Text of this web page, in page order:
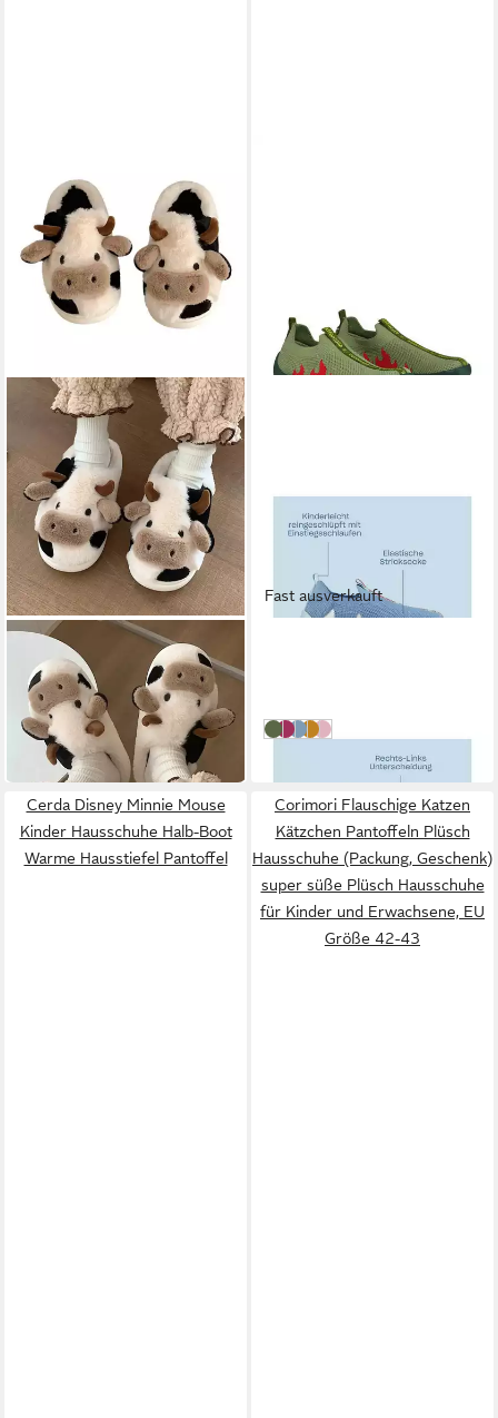
NEXORA
Damen Kuh-Hausschuhe –
Flauschige Winter
Hausschuhe Plüsch
Hausschuhe weiches und
gemütliches Gefühl
27,49 € 49,99 €
(27,49 €/ 1 Paar)
-45%
Fast ausverkauft
Drache - Grün
Vogel - Lila
Hai - Blau
Tiger - Gelb
Einhorn - Rosa
Cerda Disney Minnie Mouse
Kinder Hausschuhe Halb-Boot
Warme Hausstiefel Pantoffel
Corimori Flauschige Katzen
Kätzchen Pantoffeln Plüsch
Hausschuhe (Packung, Geschenk)
super süße Plüsch Hausschuhe
für Kinder und Erwachsene, EU
Größe 42-43